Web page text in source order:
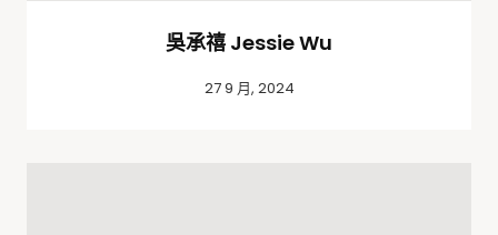
吳承禧 Jessie Wu
27 9 月, 2024